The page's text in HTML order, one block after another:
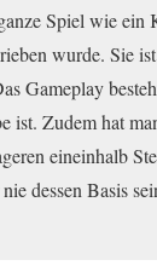
Spiel wie ein
wurde. Sie
Gameplay
ist. Zudem hat
eineinhalb
dessen Basis